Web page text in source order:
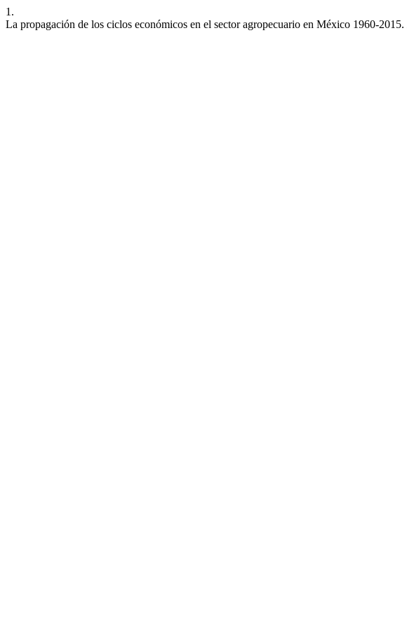
1.
La propagación de los ciclos económicos en el sector agropecuario en México 1960-2015.